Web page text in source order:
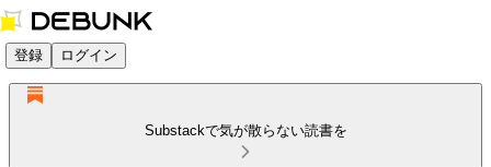
登録 ログイン
Substackで気が散らない読書を